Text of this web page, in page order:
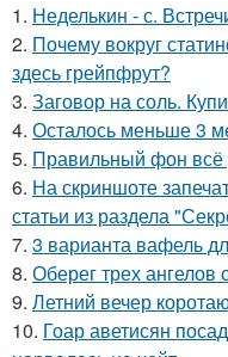
1. Неделькин - с.
2. Почему вокруг
здесь грейпфрут?
3. Заговор на соль.
4. Осталось меньше 3
5. Правильный фон всё
6. На скриншоте
статьи из раздела
7. 3 варианта вафель
8. Оберег трех ангелов
9. Летний вечер
10. Гоар аветисян